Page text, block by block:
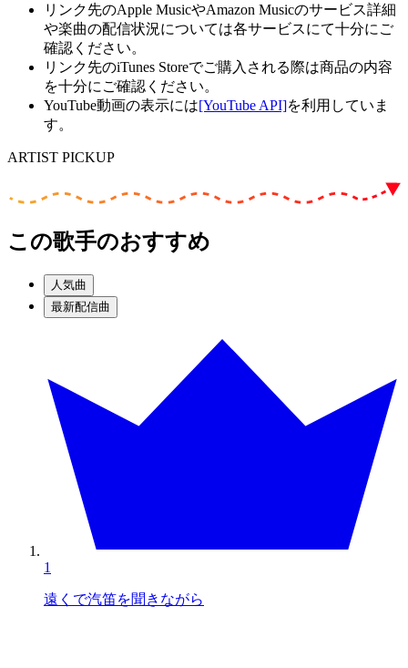
リンク先のApple MusicやAmazon Musicのサービス詳細
や楽曲の配信状況については各サービスにて十分にご
確認ください。
リンク先のiTunes Storeでご購入される際は商品の内容
を十分にご確認ください。
YouTube動画の表示には[YouTube API]を利用していま
す。
ARTIST PICKUP
この歌手のおすすめ
人気曲
最新配信曲
1
遠くで汽笛を聞きながら